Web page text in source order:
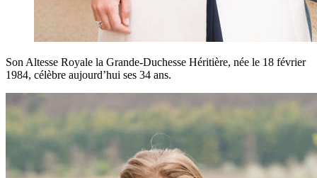
Son Altesse Royale la Grande-Duchesse Héritière, née le 18 février
1984, célèbre aujourd’hui ses 34 ans.